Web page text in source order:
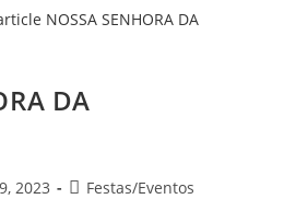
DA
2023 Festas/Eventos